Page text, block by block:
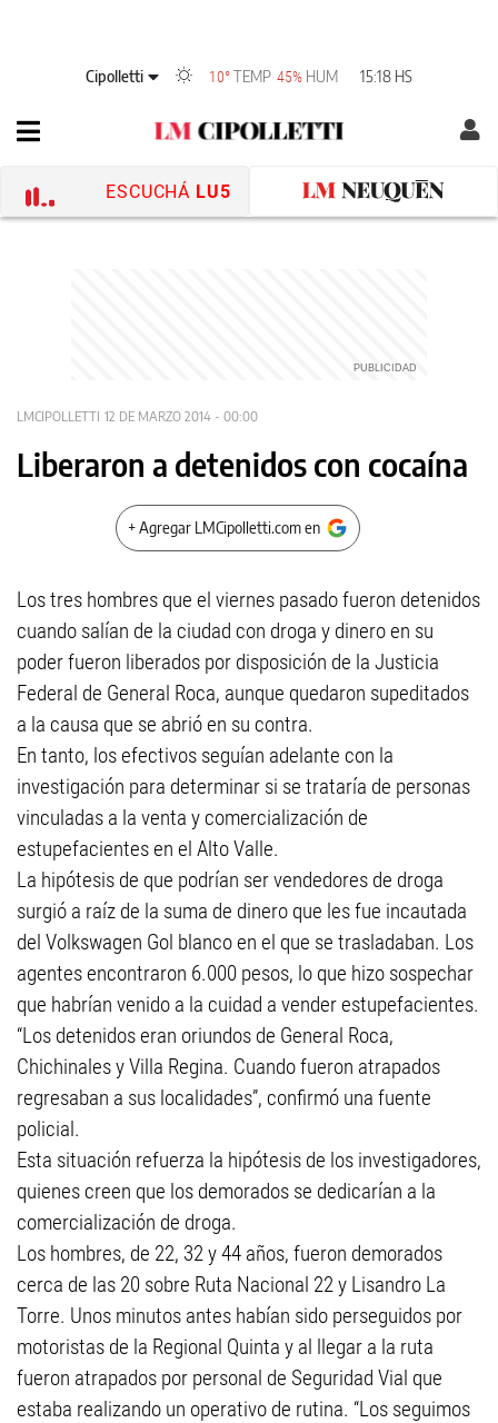
Cipolletti 10°TEMP 45% HUM 15:18 HS
ESCUCHÁ LU5
LMCIPOLLETTI 12 DE MARZO 2014 - 00:00
Liberaron a detenidos con cocaína
+ Agregar LMCipolletti.com en
Los tres hombres que el viernes pasado fueron detenidos
cuando salían de la ciudad con droga y dinero en su
poder fueron liberados por disposición de la Justicia
Federal de General Roca, aunque quedaron supeditados
a la causa que se abrió en su contra.
En tanto, los efectivos seguían adelante con la
investigación para determinar si se trataría de personas
vinculadas a la venta y comercialización de
estupefacientes en el Alto Valle.
La hipótesis de que podrían ser vendedores de droga
surgió a raíz de la suma de dinero que les fue incautada
del Volkswagen Gol blanco en el que se trasladaban. Los
agentes encontraron 6.000 pesos, lo que hizo sospechar
que habrían venido a la cuidad a vender estupefacientes.
“Los detenidos eran oriundos de General Roca,
Chichinales y Villa Regina. Cuando fueron atrapados
regresaban a sus localidades”, confirmó una fuente
policial.
Esta situación refuerza la hipótesis de los investigadores,
quienes creen que los demorados se dedicarían a la
comercialización de droga.
Los hombres, de 22, 32 y 44 años, fueron demorados
cerca de las 20 sobre Ruta Nacional 22 y Lisandro La
Torre. Unos minutos antes habían sido perseguidos por
motoristas de la Regional Quinta y al llegar a la ruta
fueron atrapados por personal de Seguridad Vial que
estaba realizando un operativo de rutina. “Los seguimos